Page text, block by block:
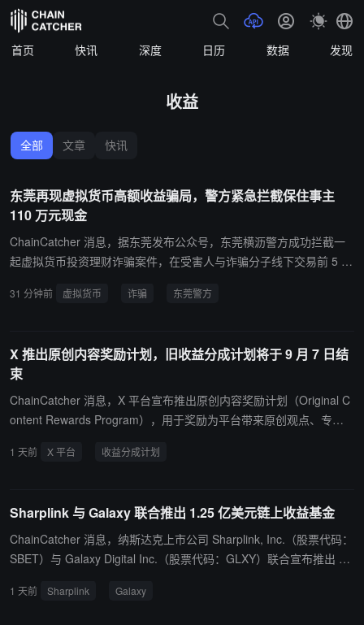
首页 快讯 深度 日历 数据 发现
收益
全部 文章 快讯
东莞再现虚拟货币高额收益骗局，警方紧急拦截保住事主
110 万元现金
ChainCatcher 消息，据东莞发布公众号，东莞横沥警方成功拦截一
起虚拟货币投资理财诈骗案件，在受害人与诈骗分子线下交易前 5 分
女士（化名）此前在网上结识一名陌生网友，对方以“虚拟货币内部
由，诱导李女士提取 110 万元现金准备交付。东莞警方发现风险线索
后，迅速启动预警拦截机制，组织警力赶赴银行开展劝阻，最终在交
易前成功阻止资金转移。
31 分钟前 虚拟货币 诈骗 东莞警方
X 推出原创内容奖励计划，旧收益分成计划将于 9 月 7 日结
束
ChainCatcher 消息，X 平台宣布推出原创内容奖励计划（Original C
ontent Rewards Program），用于奖励为平台带来原创观点、专业
原收益分成计划。现有收益分成计划用户仍可继续获得收益至 9 月 7
可申请加入新的原创内容奖励计划。新计划将根据创作者原创内容产
生的合格曝光量进行收益分配，奖励每两周发放一次，首笔款项预计
于 8 月 28 日发放。 申请加入原创内容奖励计划需满足以下条件：
次违反盈利标准或服务条款记录； 拥有个人或企业账号； 订阅 X Pr
1 天前 X 平台 收益分成计划
Sharplink 与 Galaxy 联合推出 1.25 亿美元链上收益基金
ChainCatcher 消息，纳斯达克上市公司 Sharplink, Inc.（股票代码：
SBET）与 Galaxy Digital Inc.（股票代码：GLXY）联合宣布推出 Ga
理，初始承诺资本 1.25 亿美元，其中 1 亿美元来自 Sharplink 的质
1 天前 Sharplink Galaxy